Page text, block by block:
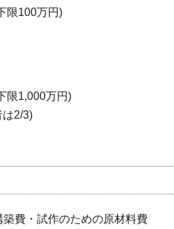
限100万円)
限1,000万円)
は2/3)
築費・試作のための原材料費